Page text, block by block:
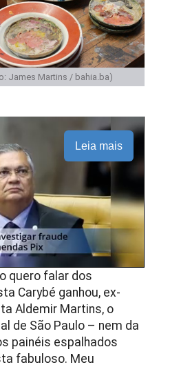
James Martins / bahia.ba)
Leia mais
Cancelar
quero falar dos
Carybé ganhou, ex-
Aldemir Martins, o
de São Paulo – nem da
painéis espalhados
fabuloso. Meu